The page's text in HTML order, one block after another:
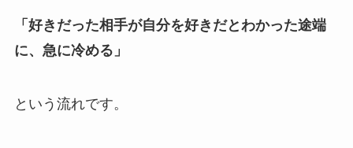
「好きだった相手が自分を好きだとわかった途端
に、急に冷める」
という流れです。